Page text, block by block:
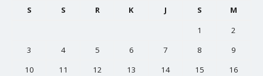
S
S R K J S
M
1
2
3
4 5 6 7 8
9
10
11 12 13 14 15
16